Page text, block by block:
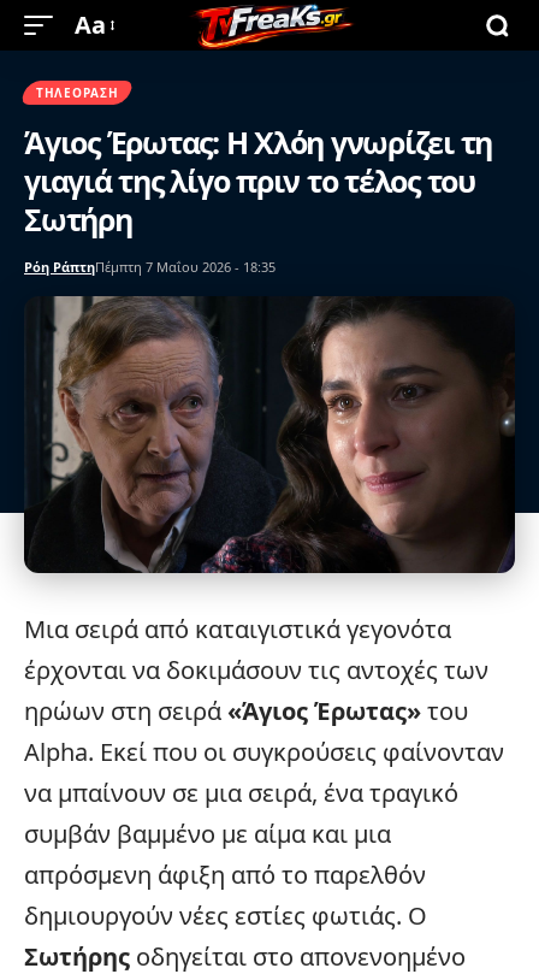
Aa
ΤΗΛΕΌΡΑΣΗ
Άγιος Έρωτας: Η Χλόη γνωρίζει τη
γιαγιά της λίγο πριν τo τέλος του
Σωτήρη
Ρόη ΡάπτηΠέμπτη 7 Μαΐου 2026 - 18:35
Μια σειρά από καταιγιστικά γεγονότα
έρχονται να δοκιμάσουν τις αντοχές των
ηρώων στη σειρά «Άγιος Έρωτας»του
Alpha. Εκεί που οι συγκρούσεις φαίνονταν
να μπαίνουν σε μια σειρά, ένα τραγικό
συμβάν βαμμένο με αίμα και μια
απρόσμενη άφιξη από το παρελθόν
δημιουργούν νέες εστίες φωτιάς. Ο
Σωτήρης οδηγείται στο απονενοημένο